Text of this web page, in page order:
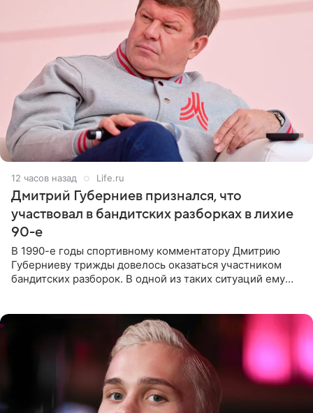
12 часов назад Life.ru
Дмитрий Губерниев признался, что
участвовал в бандитских разборках в лихие
90-е
В 1990-е годы спортивному комментатору Дмитрию
Губерниеву трижды довелось оказаться участником
бандитских разборок. В одной из таких ситуаций ему